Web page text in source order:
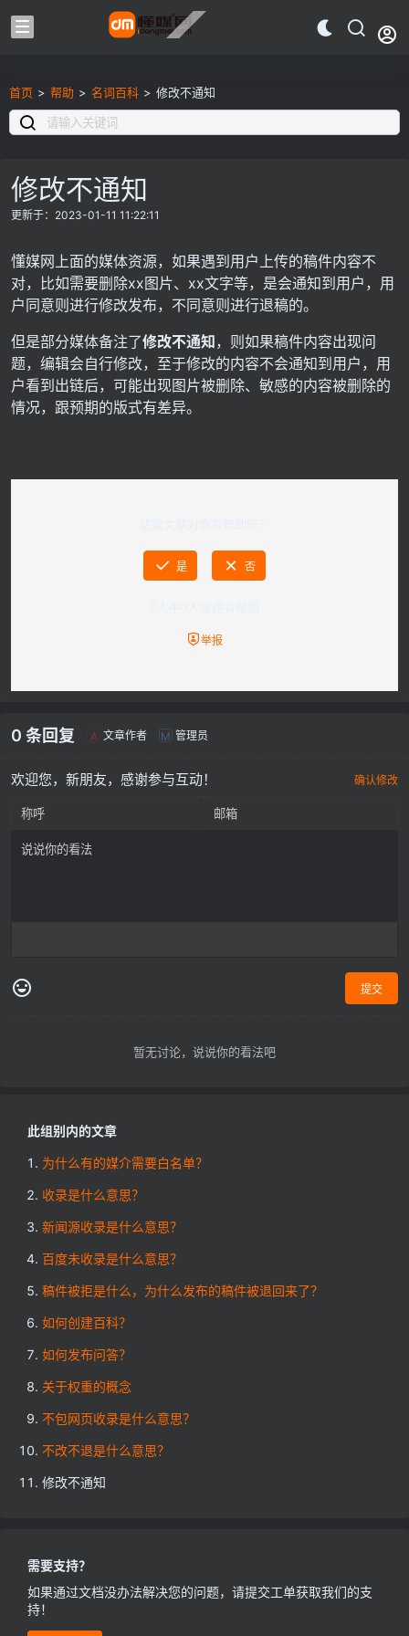
首页 > 帮助 > 名词百科 > 修改不通知
此组别内的文章
为什么有的媒介需要白名单？
收录是什么意思？
新闻源收录是什么意思？
百度未收录是什么意思？
稿件被拒是什么，为什么发布的稿件被退回来了？
如何创建百科？
如何发布问答？
关于权重的概念
不包网页收录是什么意思？
不改不退是什么意思？
修改不通知
需要支持？
如果通过文档没办法解决您的问题，请提交工单获取我们的支
持！
修改不通知
更新于：2023-01-11 11:22:11
懂媒网上面的媒体资源，如果遇到用户上传的稿件内容不
对，比如需要删除xx图片、xx文字等，是会通知到用户，用
户同意则进行修改发布，不同意则进行退稿的。
但是部分媒体备注了修改不通知，则如果稿件内容出现问
题，编辑会自行修改，至于修改的内容不会通知到用户，用
户看到出链后，可能出现图片被删除、敏感的内容被删除的
情况，跟预期的版式有差异。
是 否
举报
0 条回复 A 文章作者 M 管理员
欢迎您，新朋友，感谢参与互动！ 确认修改
提交
暂无讨论，说说你的看法吧